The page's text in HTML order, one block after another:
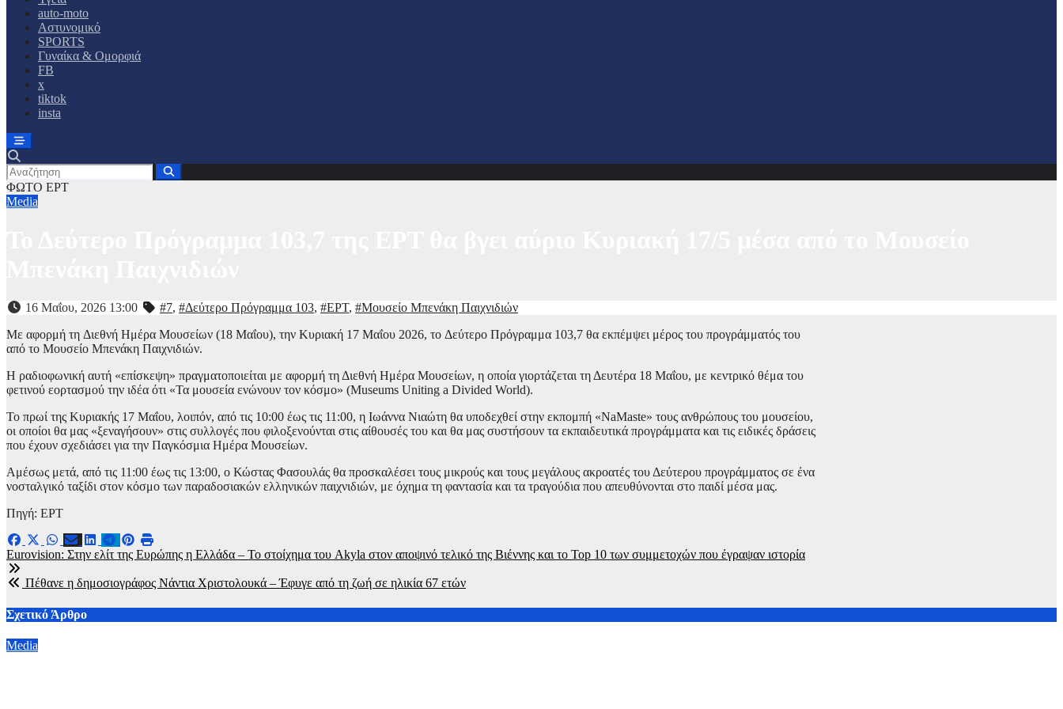
auto-moto
Αστυνομικό
SPORTS
Γυναίκα & Ομορφιά
FB
x
tiktok
insta
ΦΩΤΟ ΕΡΤ
Media
16 Μαΐου, 2026 13:00 #7, #Δεύτερο Πρόγραμμα 103, #ΕΡΤ, #Μουσείο Μπενάκη Παιχνιδιών
Με αφορμή τη Διεθνή Ημέρα Μουσείων (18 Μαΐου), την Κυριακή 17 Μαΐου 2026, το Δεύτερο Πρόγραμμα 103,7 θα εκπέμψει μέρος του προγράμματός του
από το Μουσείο Μπενάκη Παιχνιδιών.
Η ραδιοφωνική αυτή «επίσκεψη» πραγματοποιείται με αφορμή τη Διεθνή Ημέρα Μουσείων, η οποία γιορτάζεται τη Δευτέρα 18 Μαΐου, με κεντρικό θέμα του
φετινού εορτασμού την ιδέα ότι «Τα μουσεία ενώνουν τον κόσμο» (Museums Uniting a Divided World).
Το πρωί της Κυριακής 17 Μαΐου, λοιπόν, από τις 10:00 έως τις 11:00, η Ιωάννα Νιαώτη θα υποδεχθεί στην εκπομπή «NaMaste» τους ανθρώπους του μουσείου,
οι οποίοι θα μας «ξεναγήσουν» στις συλλογές που φιλοξενούνται στις αίθουσές του και θα μας συστήσουν τα εκπαιδευτικά προγράμματα και τις ειδικές δράσεις
που έχουν σχεδιάσει για την Παγκόσμια Ημέρα Μουσείων.
Αμέσως μετά, από τις 11:00 έως τις 13:00, ο Κώστας Φασουλάς θα προσκαλέσει τους μικρούς και τους μεγάλους ακροατές του Δεύτερου προγράμματος σε ένα
νοσταλγικό ταξίδι στον κόσμο των παραδοσιακών ελληνικών παιχνιδιών, με όχημα τη φαντασία και τα τραγούδια που απευθύνονται στο παιδί μέσα μας.
Πηγή: ΕΡΤ
Πλοήγηση
άρθρων
Eurovision: Στην ελίτ της Ευρώπης η Ελλάδα – Το στοίχημα του Akyla στον αποψινό τελικό της Βιέννης και το Top 10 των συμμετοχών που έγραψαν ιστορία
Πέθανε η δημοσιογράφος Νάντια Χριστολουκά – Έφυγε από τη ζωή σε ηλικία 67 ετών
Σχετικό Άρθρο
Media